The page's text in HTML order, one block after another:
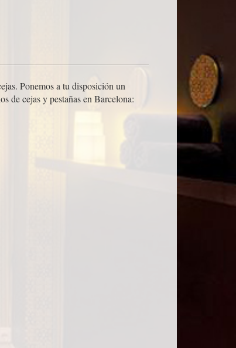
Ponemos a tu disposición un
de cejas y pestañas en Barcelona: